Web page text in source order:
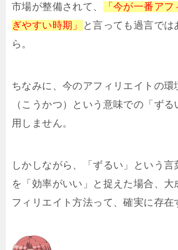
市場が整備されて、
「今が一番ア
ぎやすい時期」
と言っても過言では
ら。
ちなみに、今のアフィリエイトの環
（こうかつ）という意味での「ず
用しません。
しかしながら、「ずるい」という言
を「効率がいい」と捉えた場合、大
フィリエイト方法って、確実に存在